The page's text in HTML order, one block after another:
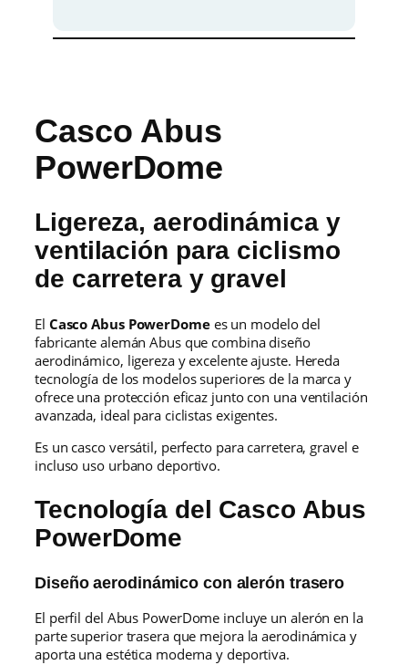
1
2
,
0
0
€
.
,
0
0
€
.
Casco Abus
PowerDome
Ligereza, aerodinámica y
ventilación para ciclismo
de carretera y gravel
El Casco Abus PowerDomees un modelo del
fabricante alemán Abus que combina diseño
aerodinámico, ligereza y excelente ajuste. Hereda
tecnología de los modelos superiores de la marca y
ofrece una protección eficaz junto con una ventilación
avanzada, ideal para ciclistas exigentes.
Es un casco versátil, perfecto para carretera, gravel e
incluso uso urbano deportivo.
Tecnología del Casco Abus
PowerDome
Diseño aerodinámico con alerón trasero
El perfil del Abus PowerDome incluye un alerón en la
parte superior trasera que mejora la aerodinámica y
aporta una estética moderna y deportiva.